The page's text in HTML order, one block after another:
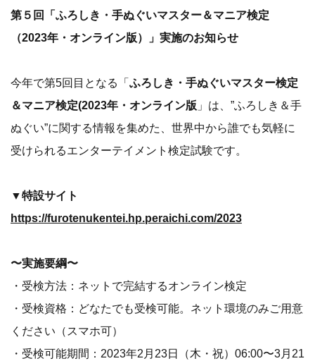
第５回「ふろしき・手ぬぐいマスター＆マニア検定
（2023年・オンライン版）」実施のお知らせ
今年で第5回目となる「 ふろしき・手ぬぐいマスター検定
＆マニア検定(2023年・オンライン版 」は、”ふろしき＆手
ぬぐい”に関する情報を集めた、世界中から誰でも気軽に
受けられるエンターテイメント検定試験です。
▼特設サイト
https://furotenukentei.hp.peraichi.com/2023
〜実施要綱〜
・受検方法：ネットで完結するオンライン検定
・受検資格：どなたでも受検可能。ネット環境のみご用意
ください（スマホ可）
・受検可能期間：2023年2月23日（木・祝）06:00〜3月21